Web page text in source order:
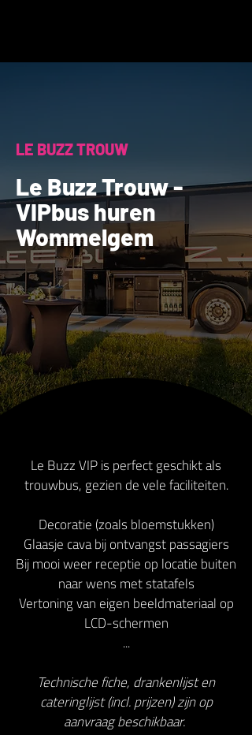
LE BUZZ TROUW
Le Buzz Trouw -
VIPbus huren
Wommelgem
Le Buzz VIP is perfect geschikt als
trouwbus, gezien de vele faciliteiten.
Decoratie (zoals bloemstukken)
Glaasje cava bij ontvangst passagiers
Bij mooi weer receptie op locatie buiten
naar wens met statafels
Vertoning van eigen beeldmateriaal op
LCD-schermen
...
Technische fiche, drankenlijst en
cateringlijst (incl. prijzen) zijn op
aanvraag beschikbaar.